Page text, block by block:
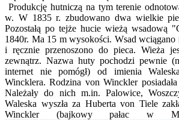
Produkcję hutniczą na tym terenie
w. W 1835 r. zbudowano dwa wielkie
Pozostałą po tejże hucie wieżą wsadową
1840r. Ma 15 m wysokości. Wsad
i ręcznie przenoszono do pieca. Wieża
zewnątrz. Nazwa huty pochodzi pewnie
internet nie pomógł) od imienia
Wincklera. Rodzina von Winckler
Należały do nich m.in. Palowice,
Waleska wyszła za Huberta von Tiele
Winckler (bajkowy pałac w